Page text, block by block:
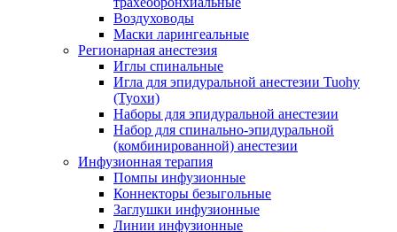
Воздуховоды
Маски ларингеальные
Регионарная анестезия
Иглы спинальные
Игла для эпидуральной анестезии Tuohy
(Туохи)
Наборы для эпидуральной анестезии
Набор для спинально-эпидуральной
(комбинированной) анестезии
Инфузионная терапия
Помпы инфузионные
Коннекторы безыгольные
Заглушки инфузионные
Линии инфузионные